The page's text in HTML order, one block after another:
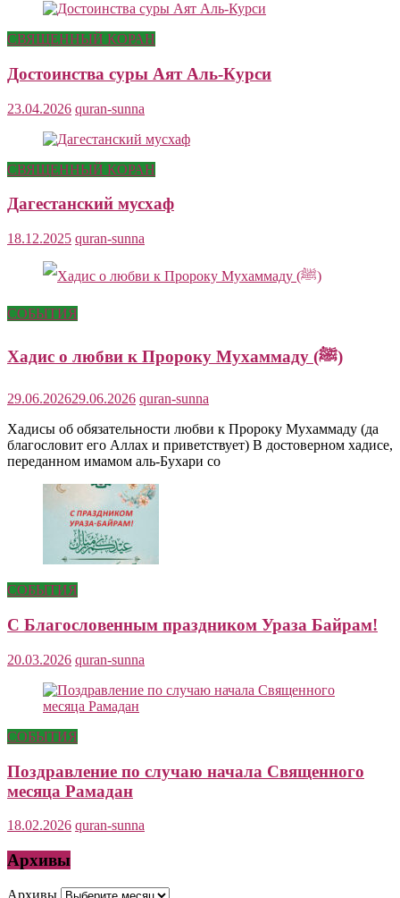
СВЯЩЕННЫЙ КОРАН
Достоинства суры Аят Аль-Курси
23.04.2026 quran-sunna
СВЯЩЕННЫЙ КОРАН
Дагестанский мусхаф
18.12.2025 quran-sunna
СОБЫТИЯ
Хадис о любви к Пророку Мухаммаду (ﷺ)
29.06.202629.06.2026 quran-sunna
Хадисы об обязательности любви к Пророку Мухаммаду (да
благословит его Аллах и приветствует) В достоверном хадисе,
переданном имамом аль-Бухари со
СОБЫТИЯ
С Благословенным праздником Ураза Байрам!
20.03.2026 quran-sunna
СОБЫТИЯ
Поздравление по случаю начала Священного
месяца Рамадан
18.02.2026 quran-sunna
Архивы
Архивы